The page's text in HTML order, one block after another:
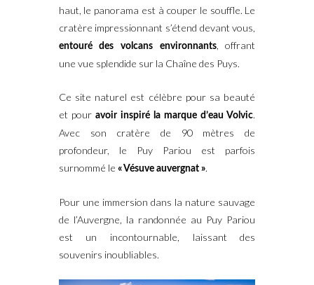
haut, le panorama est à couper le souffle. Le
cratère impressionnant s’étend devant vous,
entouré des volcans environnants, offrant
une vue splendide sur la Chaîne des Puys.
Ce site naturel est célèbre pour sa beauté
et pour avoir inspiré la marque d’eau Volvic.
Avec son cratère de 90 mètres de
profondeur, le Puy Pariou est parfois
surnommé le « Vésuve auvergnat ».
Pour une immersion dans la nature sauvage
de l’Auvergne, la randonnée au Puy Pariou
est un incontournable, laissant des
souvenirs inoubliables.